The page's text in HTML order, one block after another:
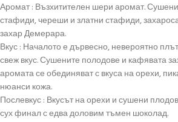
Аромат : Възхитителен шери аромат.
стафиди, череши и златни стафиди,
захар Демерара.
Вкус : Началото е дървесно, невероятно
свеж вкус. Сушените полодове и кафявата
аромата се обединяват с вкуса на орехи,
нюанси кожа.
Послевкус : Вкусът на орехи и сушени
сух финал с едва доловим тъмен шоколад.